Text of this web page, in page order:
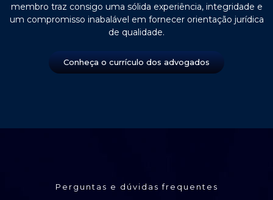
membro traz consigo uma sólida experiência, integridade e
um compromisso inabalável em fornecer orientação jurídica
de qualidade.
Conheça o currículo dos advogados
Perguntas e dúvidas frequentes